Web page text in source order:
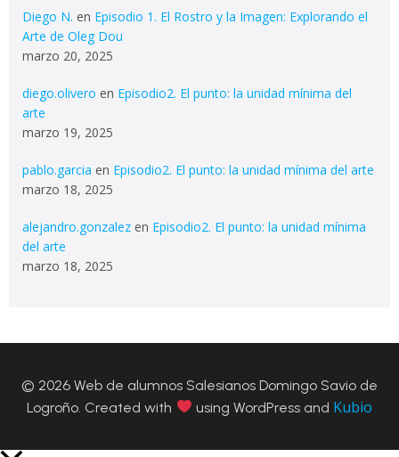
Diego N. en Episodio 1. El Rostro y la Imagen: Explorando el
Arte de Oleg Dou
marzo 20, 2025
diego.olivero en Episodio2. El punto: la unidad mínima del
arte
marzo 19, 2025
pablo.garcia en Episodio2. El punto: la unidad mínima del arte
marzo 18, 2025
alejandro.gonzalez en Episodio2. El punto: la unidad mínima
del arte
marzo 18, 2025
© 2026 Web de alumnos Salesianos Domingo Savio de
Logroño. Created with
using WordPress and Kubio